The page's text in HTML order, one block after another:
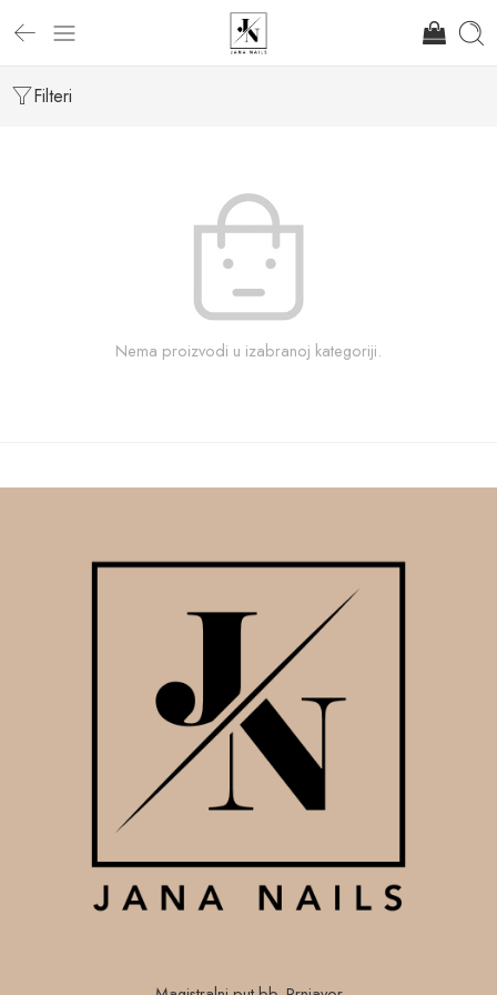
Filteri
Nema proizvodi u izabranoj kategoriji.